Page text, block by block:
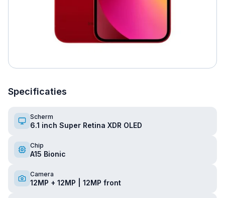
Specificaties
Scherm
6.1 inch Super Retina XDR OLED
Chip
A15 Bionic
Camera
12MP + 12MP | 12MP front